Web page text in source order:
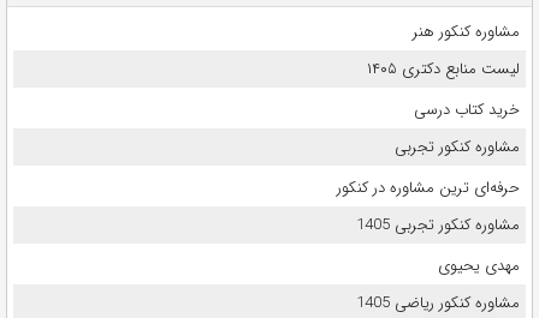
مشاوره کنکور هنر
لیست منابع دکتری ۱۴۰۵
خرید کتاب درسی
مشاوره کنکور تجربی
حرفه‌ای ترین مشاوره در کنکور
مشاوره کنکور تجربی 1405
مهدی یحیوی
مشاوره کنکور ریاضی 1405